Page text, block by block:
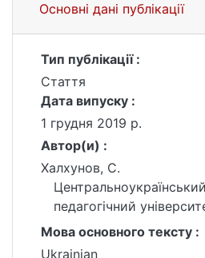
Основні дані публікації
Тип публікації :
Стаття
Дата випуску :
1 грудня 2019 р.
Автор(и) :
Халхунов, С.
педагогічний
Мова основного тексту :
Ukrainian